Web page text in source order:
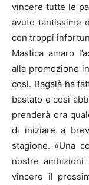
vincere tutte le
avuto tantissime
con troppi
Mastica amaro
alla promozione
così. Bagalà ha
bastato e così
prenderà ora
di iniziare a
stagione. «Una
nostre
vincere il